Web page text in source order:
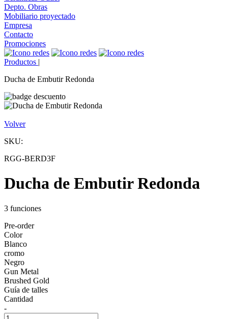
Depto. Obras
Mobiliario proyectado
Empresa
Contacto
Promociones
Productos |
Ducha de Embutir Redonda
Volver
SKU:
RGG-BERD3F
Ducha de Embutir Redonda
3 funciones
Pre-order
Color
Blanco
cromo
Negro
Gun Metal
Brushed Gold
Guía de talles
Cantidad
-